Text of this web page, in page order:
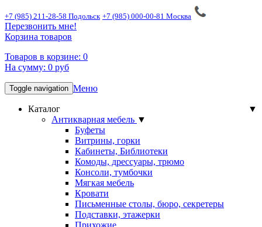
+7 (985) 211-28-58 Подольск +7 (985) 000-00-81 Москва
Перезвонить мне!
Корзина товаров
Товаров в корзине: 0
На сумму: 0 руб
Toggle navigation Меню
Каталог
▼
Антикварная мебель ▼
Буфеты
Витрины, горки
Кабинеты, Библиотеки
Комоды, дрессуары, трюмо
Консоли, тумбочки
Мягкая мебель
Кровати
Письменные столы, бюро, секретеры
Подставки, этажерки
Прихожие